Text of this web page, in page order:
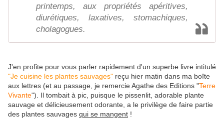
printemps, aux propriétés apéritives,
diurétiques, laxatives, stomachiques,
cholagogues.
J'en profite pour vous parler rapidement d'un superbe livre intitulé
"Je cuisine les plantes sauvages" reçu hier matin dans ma boîte
aux lettres (et au passage, je remercie Agathe des Editions "Terre
Vivante"). Il tombait à pic, puisque le pissenlit, adorable plante
sauvage et délicieusement odorante, a le privilège de faire partie
des plantes sauvages qui se mangent !